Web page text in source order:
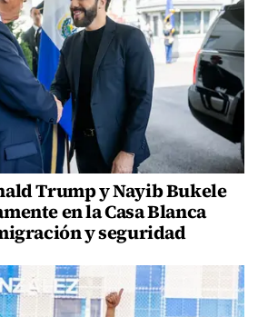
Trump y Nayib Bukele
en la Casa Blanca
y seguridad